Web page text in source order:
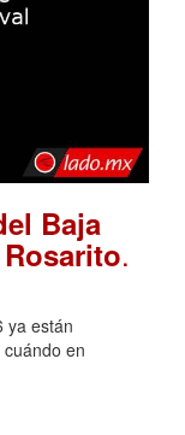
Baja
.
ya están
en